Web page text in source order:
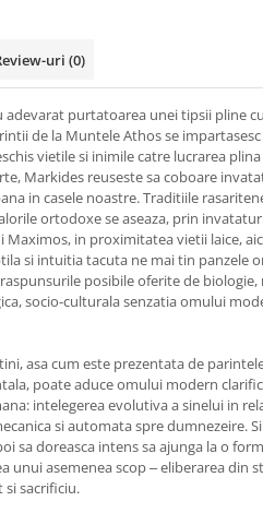
uri (0)
adevarat purtatoarea unei tipsii pline
de la Muntele Athos se impartasesc
vietile si inimile catre lucrarea
Markides reuseste sa coboare
in casele noastre. Traditiile
ortodoxe se aseaza, prin
in proximitatea vietii laice,
si intuitia tacuta ne mai tin panzele
posibile oferite de
socio-culturala senzatia omului
asa cum este prezentata de
poate aduce omului modern
intelegerea evolutiva a sinelui in
si automata spre dumnezeire.
sa doreasca intens sa ajunga la o
unui asemenea scop ‒ eliberarea din
sacrificiu.